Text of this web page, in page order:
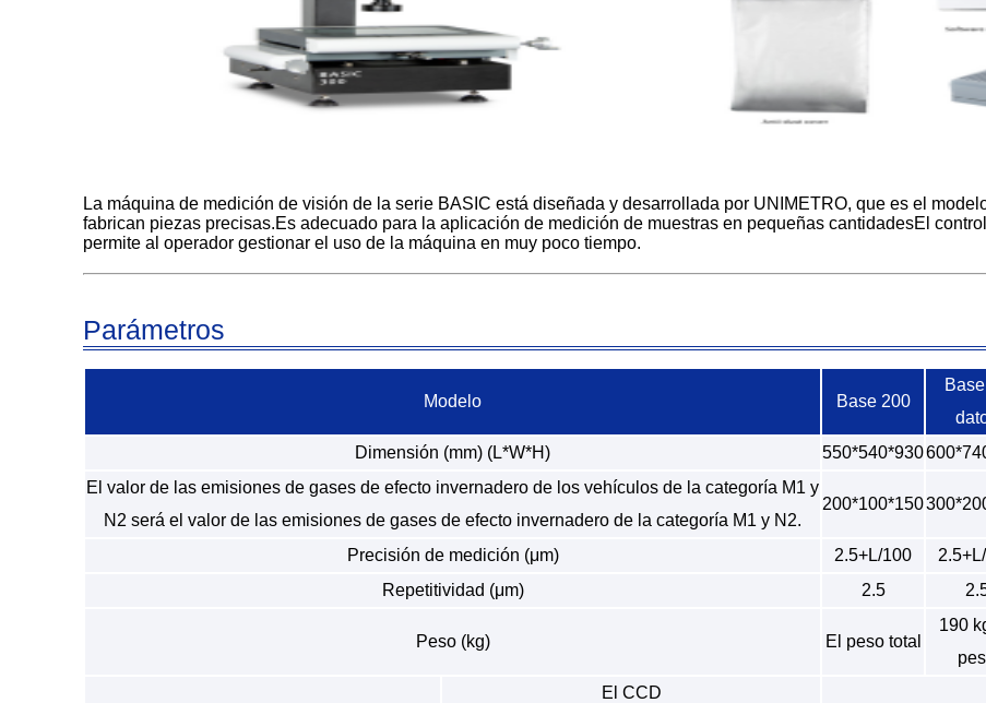
La máquina de medición de visión de la serie BASIC está diseñada y desarrollada por UNIMETRO, que es el
fabrican piezas precisas.Es adecuado para la aplicación de medición de muestras en pequeñas cantidadesEl
permite al operador gestionar el uso de la máquina en muy poco tiempo.
Parámetros
Modelo Base 200
Dimensión (mm) (L*W*H)
550*540*930
El valor de las emisiones de gases de efecto invernadero de los vehículos de la categoría M1 y
N2 será el valor de las emisiones de gases de efecto invernadero de la categoría M1 y N2.
200*100*150
Precisión de medición (μm) 2.5+L/100
Repetitividad (μm)
2.5
Peso (kg) El peso total
190
El CCD